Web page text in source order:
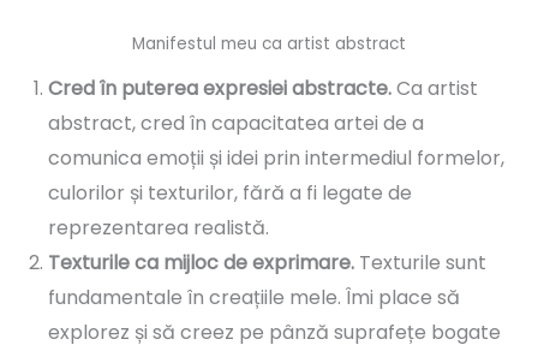
Manifestul meu ca artist abstract
Cred în puterea expresiei abstracte.Ca artist
abstract, cred în capacitatea artei de a
comunica emoții și idei prin intermediul formelor,
culorilor și texturilor, fără a fi legate de
reprezentarea realistă.
Texturile ca mijloc de exprimare. Texturile sunt
fundamentale în creațiile mele. Îmi place să
explorez și să creez pe pânză suprafețe bogate